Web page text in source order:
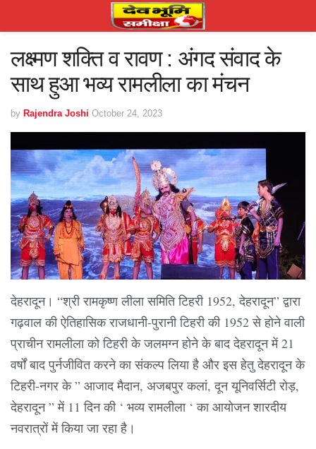
लक्ष्मण शक्ति व रावण : अंगद संवाद के
साथ हुआ भव्य रामलीला का मंचन
by Rajendra Joshi October 24, 2023
देहरादून। “श्री रामकृष्ण लीला समिति टिहरी 1952, देहरादून” द्वारा
गढ़वाल की ऐतिहासिक राजधानी-पुरानी टिहरी की 1952 से होने वाली
प्राचीन रामलीला को टिहरी के जलमग्न होने के बाद देहरादून में 21
वर्षों बाद पुर्नजीवित करने का संकल्प लिया है और इस हेतु देहरादून के
टिहरी-नगर के ” आजाद मैदान, अजबपुर कलां, दून यूनिवर्सिटी रोड़,
देहरादून ” में 11 दिन की ‘ भव्य रामलीला ‘ का आयोजन शारदीय
नवरात्रों में किया जा रहा है।